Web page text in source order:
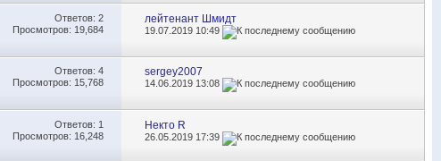
Ответов: 2
Просмотров: 19,684
лейтенант Шмидт
19.07.2019 10:49
Ответов: 4
Просмотров: 15,768
sergey2007
14.06.2019 13:08
Ответов: 1
Просмотров: 16,248
Некто R
26.05.2019 17:39